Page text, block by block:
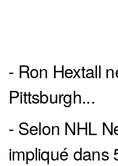
- Ron Hextall
Pittsburgh...
- Selon NHL
impliqué dans